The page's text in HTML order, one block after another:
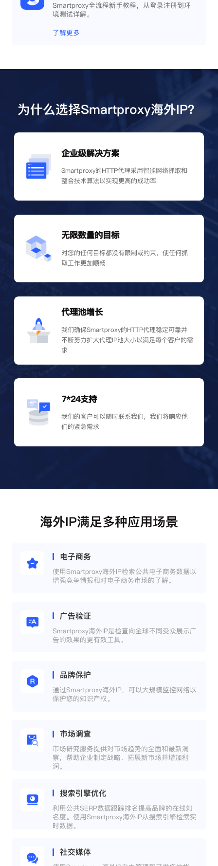
Smartproxy全流程新手教程，从登录注册到环
境测试详解。
了解更多
为什么选择Smartproxy海外IP？
企业级解决方案
Smartproxy的HTTP代理采用智能网络抓取和
整合技术算法以实现更高的成功率
无限数量的目标
对您的任何目标都没有限制或约束，使任何抓
取工作更加顺畅
代理池增长
我们确保Smartproxy的HTTP代理稳定可靠并
不断努力扩大代理IP池大小以满足每个客户的需
求
7*24支持
我们的客户可以随时联系我们，我们将响应他
们的紧急需求
海外IP满足多种应用场景
电子商务
使用Smartproxy海外IP检索公共电子商务数据以
增强竞争情报和对电子商务市场的了解。
广告验证
Smartproxy海外IP是检查向全球不同受众展示广
告的效果的更有效工具。
品牌保护
通过Smartproxy海外IP，可以大规模监控网络以
保护您的知识产权。
市场调查
市场研究服务提供对市场趋势的全面和最新洞
察，帮助企业制定战略、拓展新市场并增加利
润。
搜索引擎优化
利用公共SERP数据跟踪排名提高品牌的在线知
名度。使用Smartproxy海外IP从搜索引擎检索实
时数据。
社交媒体